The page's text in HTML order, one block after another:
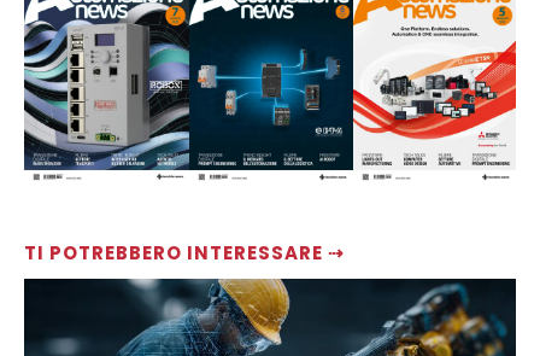
TI POTREBBERO INTERESSARE ⇢